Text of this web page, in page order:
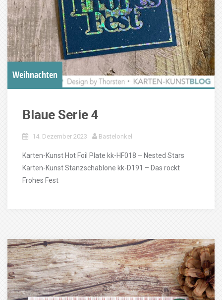
Weihnachten
Blaue Serie 4
14. Dezember 2023 Bastelonkel
Karten-Kunst Hot Foil Plate kk-HF018 – Nested Stars
Karten-Kunst Stanzschablone kk-D191 – Das rockt
Frohes Fest